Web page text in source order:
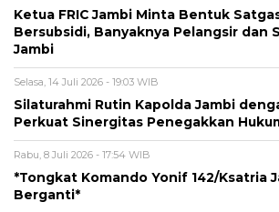
Ketua FRIC Jambi Minta Bentuk
Bersubsidi, Banyaknya Pelangsir dan
Jambi
Selasa, 14 Juli 2026 - 19:03 WIB
Silaturahmi Rutin Kapolda Jambi
Perkuat Sinergitas Penegakkan
Rabu, 8 Juli 2026 - 17:54 WIB
*Tongkat Komando Yonif 142/Ksatria
Berganti*